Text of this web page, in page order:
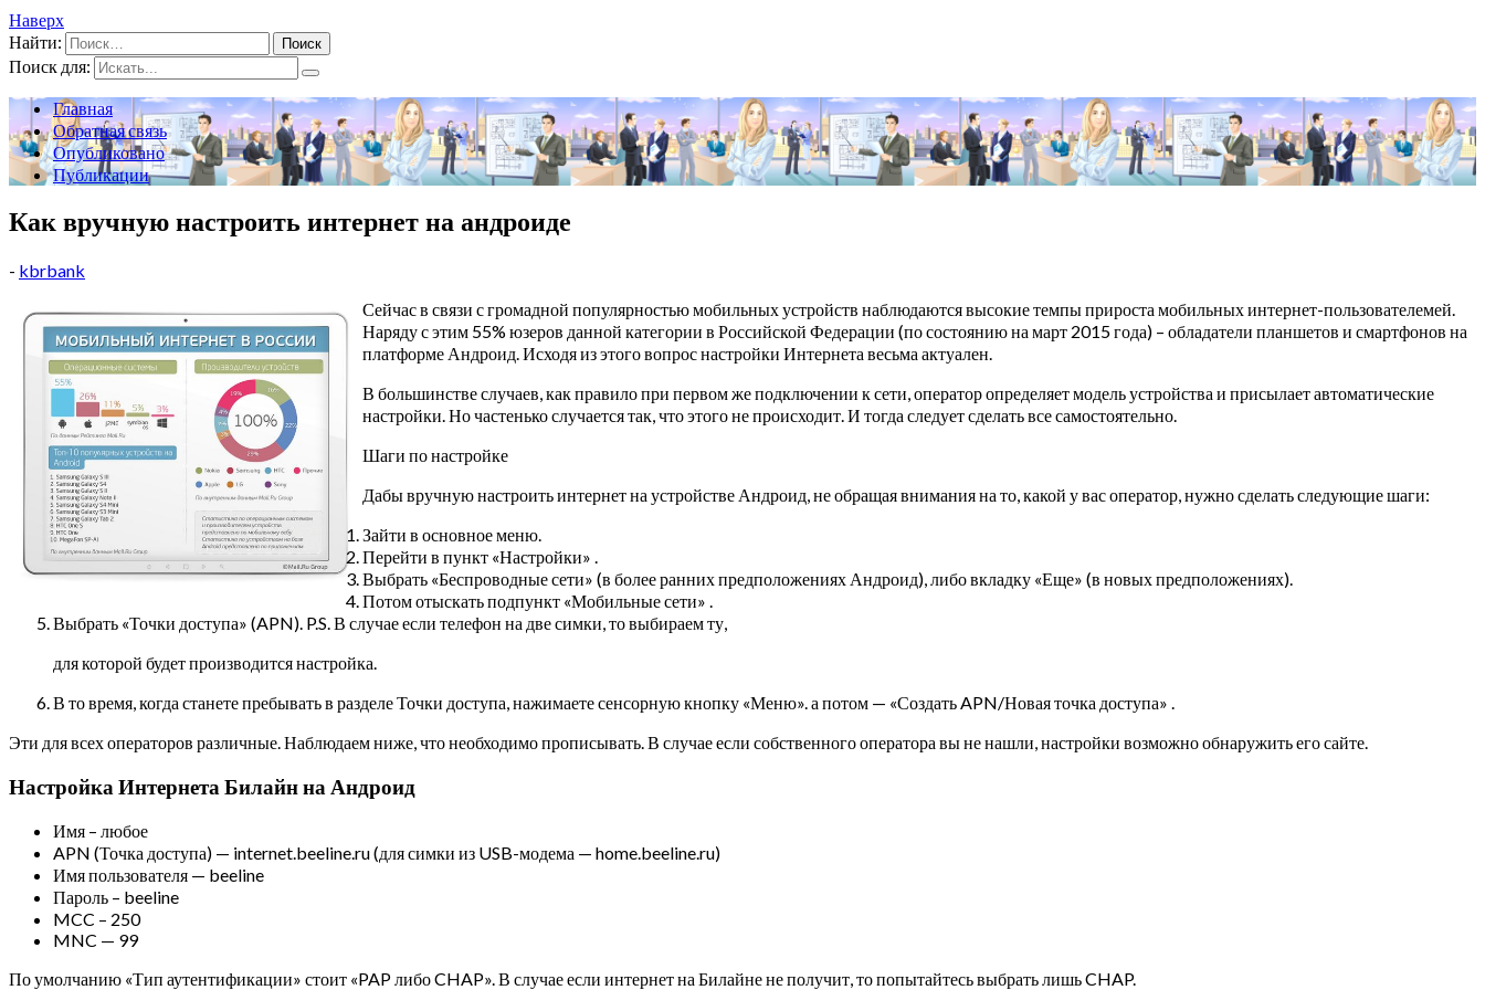
Наверх
Найти:
Поиск для:
Главная
Обратная связь
Опубликовано
Публикации
Как вручную настроить интернет на андроиде
- kbrbank
Сейчас в связи с громадной популярностью мобильных устройств наблюдаются высокие темпы прироста мобильных интернет-пользователемей.
Наряду с этим 55% юзеров данной категории в Российской Федерации (по состоянию на март 2015 года) – обладатели планшетов и смартфонов на
платформе Андроид. Исходя из этого вопрос настройки Интернета весьма актуален.
В большинстве случаев, как правило при первом же подключении к сети, оператор определяет модель устройства и присылает автоматические
настройки. Но частенько случается так, что этого не происходит. И тогда следует сделать все самостоятельно.
Шаги по настройке
Дабы вручную настроить интернет на устройстве Андроид, не обращая внимания на то, какой у вас оператор, нужно сделать следующие шаги:
Зайти в основное меню.
Перейти в пункт «Настройки» .
Выбрать «Беспроводные сети» (в более ранних предположениях Андроид), либо вкладку «Еще» (в новых предположениях).
Потом отыскать подпункт «Мобильные сети» .
Выбрать «Точки доступа» (APN). P.S. В случае если телефон на две симки, то выбираем ту,
для которой будет производится настройка.
В то время, когда станете пребывать в разделе Точки доступа, нажимаете сенсорную кнопку «Меню». а потом — «Создать APN/Новая точка доступа» .
Эти для всех операторов различные.Наблюдаем ниже, что необходимо прописывать. В случае если собственного оператора вы не нашли, настройки возможно обнаружить его сайте.
Настройка Интернета Билайн на Андроид
Имя – любое
APN (Точка доступа) — internet.beeline.ru (для симки из USB-модема — home.beeline.ru)
Имя пользователя — beeline
Пароль – beeline
MCC – 250
MNC — 99
По умолчанию «Тип аутентификации» стоит «PAP либо CHAP». В случае если интернет на Билайне не получит, то попытайтесь выбрать лишь CHAP.